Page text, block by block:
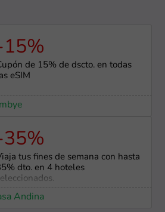
15%
de 15% de dscto. en todas
eSIM
35%
tus fines de semana con hasta
dto. en 4 hoteles
Andina